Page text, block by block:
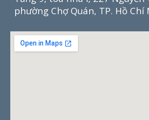
phường Chợ Quán, TP. Hồ Chí